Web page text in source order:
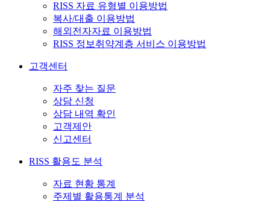
RISS 자료 유형별 이용방법
복사/대출 이용방법
해외전자자료 이용방법
RISS 정보취약계층 서비스 이용방법
고객센터
자주 찾는 질문
상담 신청
상담 내역 확인
고객제안
신고센터
RISS 활용도 분석
자료 현황 통계
주제별 활용통계 분석